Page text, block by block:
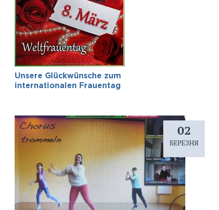
Unsere Glückwünsche zum
internationalen Frauentag
02
БЕРЕЗНЯ